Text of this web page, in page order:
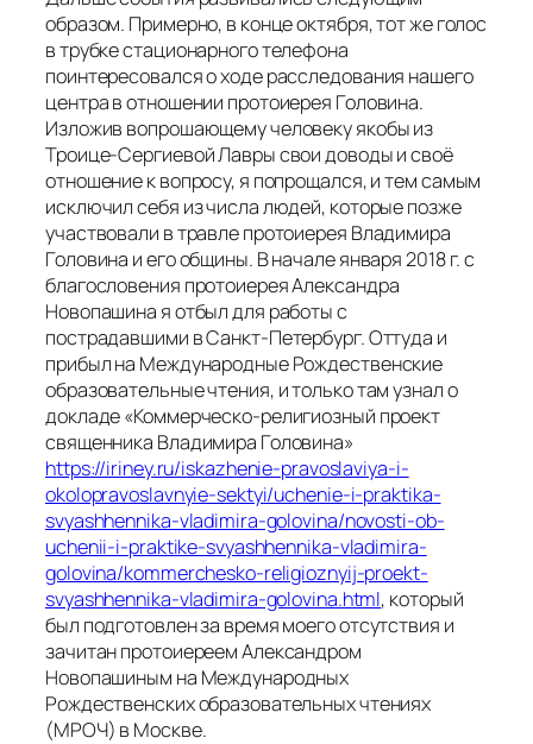
образом. Примерно, в конце октября, тот же голос
в трубке стационарного телефона
поинтересовался о ходе расследования нашего
центра в отношении протоиерея Головина.
Изложив вопрошающему человеку якобы из
Троице-Сергиевой Лавры свои доводы и своё
отношение к вопросу, я попрощался, и тем самым
исключил себя из числа людей, которые позже
участвовали в травле протоиерея Владимира
Головина и его общины. В начале января 2018 г. с
благословения протоиерея Александра
Новопашина я отбыл для работы с
пострадавшими в Санкт-Петербург. Оттуда и
прибыл на Международные Рождественские
образовательные чтения, и только там узнал о
докладе «Коммерческо-религиозный проект
священника Владимира Головина»
https://iriney.ru/iskazhenie-pravoslaviya-i-
okolopravoslavnyie-sektyi/uchenie-i-praktika-
svyashhennika-vladimira-golovina/novosti-ob-
uchenii-i-praktike-svyashhennika-vladimira-
golovina/kommerchesko-religioznyij-proekt-
svyashhennika-vladimira-golovina.html, который
был подготовлен за время моего отсутствия и
зачитан протоиереем Александром
Новопашиным на Международных
Рождественских образовательных чтениях
(МРОЧ) в Москве.